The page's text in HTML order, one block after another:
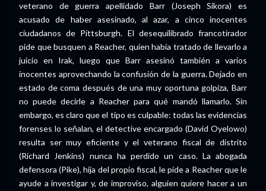
veterano de guerra apellidado Barr (Joseph Sikora) es
acusado de haber asesinado, al azar, a cinco inocentes
ciudadanos de Pittsburgh. El desequilibrado francotirador
pide que busquen a Reacher, quien había tratado de llevarlo a
juicio en Irak, luego que Barr asesinó también a varios
inocentes aprovechando la confusión de la guerra. Dejado en
estado de coma después de una muy oportuna golpiza, Barr
no puede decirle a Reacher para qué mandó llamarlo. Sin
embargo, es claro que el tipo es culpable: todas las evidencias
forenses lo señalan, el detective encargado (David Oyelowo)
resulta ser muy eficiente y el veterano fiscal de distrito
(Richard Jenkins) nunca ha perdido un caso. La abogada
defensora (Pike), hija del propio fiscal, le pide a Reacher que le
ayude a investigar y, de improviso, alguien quiere hacer a un